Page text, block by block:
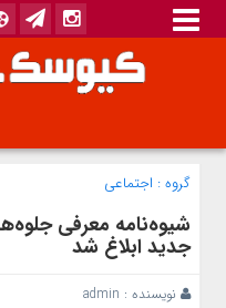
گروه : اجتماعی
شیوه‌نامه معرفی
جدید ابلاغ شد
نویسنده : admin